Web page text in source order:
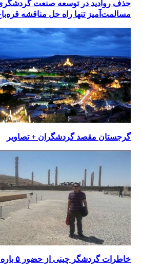
حذف روادید در توسعه صنعت گردشگری
مسالمت‌آمیز تنها راه حل مناقشه قره‌باغ
گرجستان مقصد گردشگران + تصاویر
خاطرات گردشگر چینی از حضور ۵ باره خود در ایران